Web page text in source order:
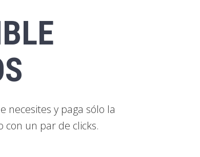
necesites y paga sólo la
con un par de clicks.